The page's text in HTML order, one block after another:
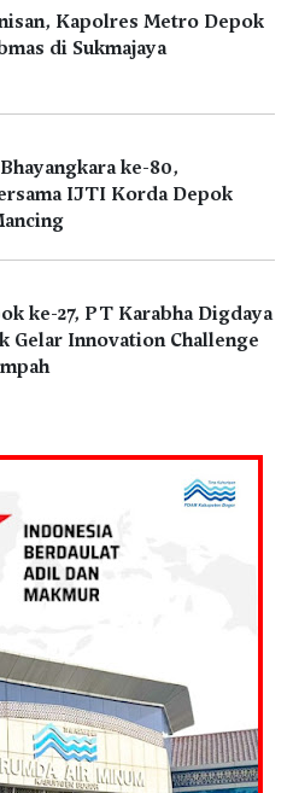
Kapolres Metro Depok
di Sukmajaya
ke-80,
IJTI Korda Depok
ke-27, PT Karabha Digdaya
Gelar Innovation Challenge